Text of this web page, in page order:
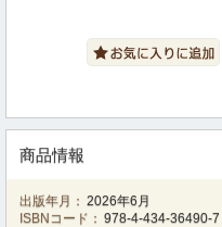
商品情報
出版年月： 2026年6月
ISBNコード： 978-4-434-36490-7